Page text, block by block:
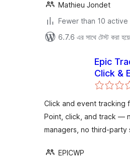
Mathieu Jondet
Fewer than 10 active
6.7.6 এর সাথে টেস্ট করা
Epic
Click &
Click and event tracking
Point, click, and track —
managers, no third-party
EPICWP